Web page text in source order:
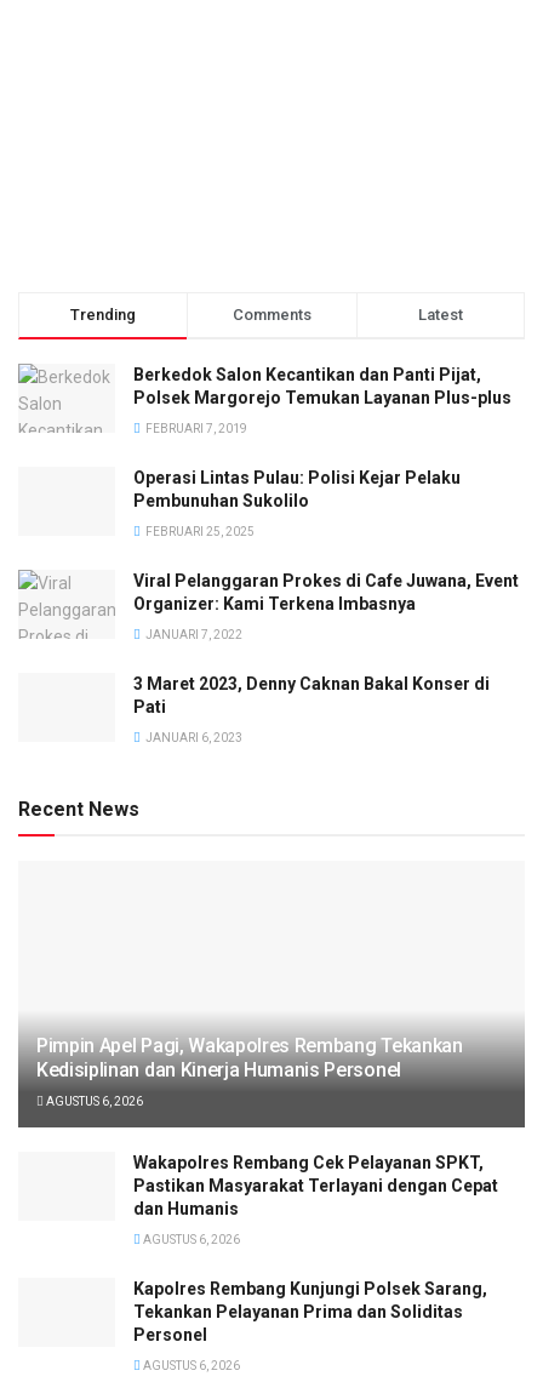
Trending Comments Latest
Berkedok Salon Kecantikan dan Panti Pijat,
Polsek Margorejo Temukan Layanan Plus-plus
FEBRUARI 7, 2019
Operasi Lintas Pulau: Polisi Kejar Pelaku
Pembunuhan Sukolilo
FEBRUARI 25, 2025
Viral Pelanggaran Prokes di Cafe Juwana, Event
Organizer: Kami Terkena Imbasnya
JANUARI 7, 2022
3 Maret 2023, Denny Caknan Bakal Konser di
Pati
JANUARI 6, 2023
Recent News
Pimpin Apel Pagi, Wakapolres Rembang Tekankan
Kedisiplinan dan Kinerja Humanis Personel
AGUSTUS 6, 2026
Wakapolres Rembang Cek Pelayanan SPKT,
Pastikan Masyarakat Terlayani dengan Cepat
dan Humanis
AGUSTUS 6, 2026
Kapolres Rembang Kunjungi Polsek Sarang,
Tekankan Pelayanan Prima dan Soliditas
Personel
AGUSTUS 6, 2026